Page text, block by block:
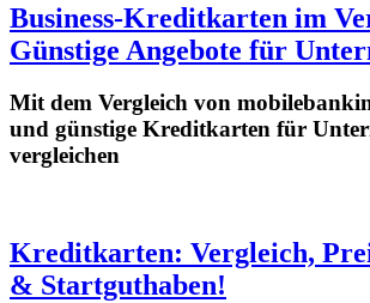
Business-Kreditkarten im
Günstige Angebote für
Mit dem Vergleich von
und günstige Kreditkarten für
vergleichen
Kreditkarten: Vergleich,
& Startguthaben!